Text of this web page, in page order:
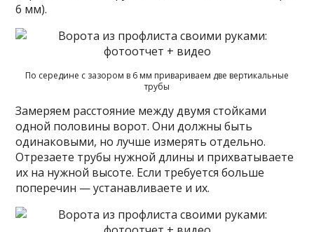
6 мм).
По середине с зазором в 6 мм привариваем две вертикальные
трубы
Замеряем расстояние между двумя стойками
одной половины ворот. Они должны быть
одинаковыми, но лучше измерять отдельно.
Отрезаете трубы нужной длины и прихватываете
их на нужной высоте. Если требуется больше
поперечин — устанавливаете и их.